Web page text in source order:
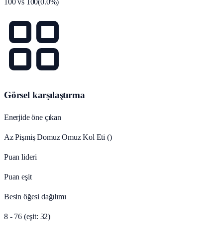
100vs 100(0.0%)
Görsel karşılaştırma
Enerjide öne çıkan
Az Pişmiş Domuz Omuz Kol Eti ()
Puan lideri
Puan eşit
Besin öğesi dağılımı
8 - 76 (eşit: 32)